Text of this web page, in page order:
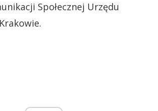
Społecznej Urzędu